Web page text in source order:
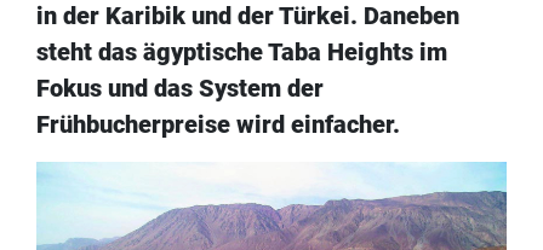
in der Karibik und der Türkei. Daneben
steht das ägyptische Taba Heights im
Fokus und das System der
Frühbucherpreise wird einfacher.